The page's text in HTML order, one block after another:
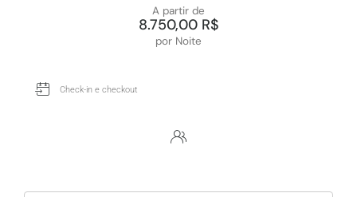
A partir de
8.750,00 R$
por Noite